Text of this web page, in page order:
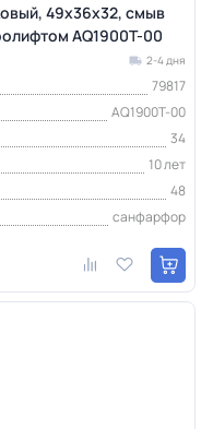
49х36х32, смыв
AQ1900T-00
2-4 дня
79817
AQ1900T-00
34
10 лет
48
санфарфор